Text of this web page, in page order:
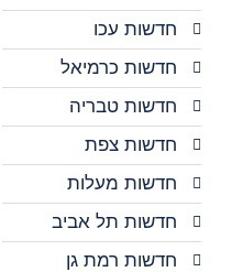
חדשות עכו
חדשות כרמיאל
חדשות טבריה
חדשות צפת
חדשות מעלות
חדשות תל אביב
חדשות רמת גן